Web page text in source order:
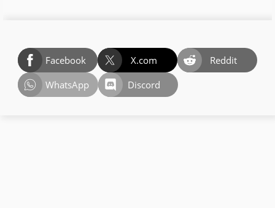
Facebook X.com
Reddit
WhatsApp
Discord